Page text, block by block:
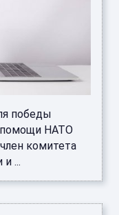
победы
помощи НАТО
комитета
...